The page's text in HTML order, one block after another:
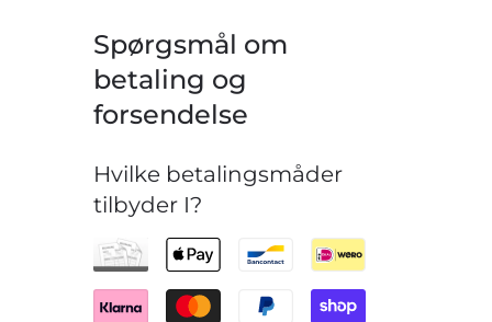
Spørgsmål om
betaling og
forsendelse
Hvilke betalingsmåder
tilbyder I?